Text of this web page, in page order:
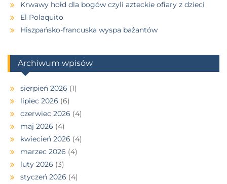
Krwawy hołd dla bogów czyli azteckie ofiary z dzieci
El Polaquito
Hiszpańsko-francuska wyspa bażantów
Archiwum wpisów
sierpień 2026 (1)
lipiec 2026 (6)
czerwiec 2026 (4)
maj 2026 (4)
kwiecień 2026 (4)
marzec 2026 (4)
luty 2026 (3)
styczeń 2026 (4)